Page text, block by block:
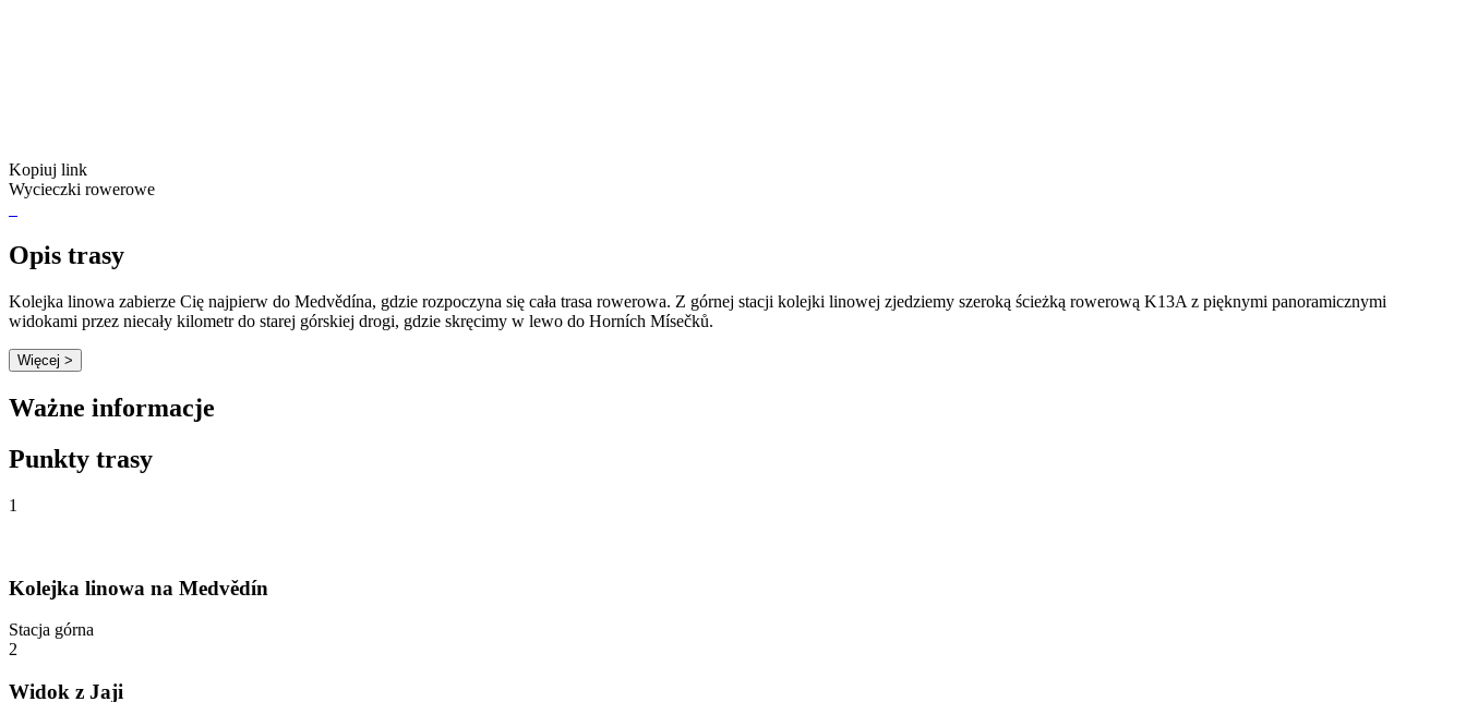
Kopiuj link
Wycieczki rowerowe
Opis trasy
Kolejka linowa zabierze Cię najpierw do Medvědína, gdzie rozpoczyna się cała trasa rowerowa. Z górnej stacji kolejki linowej zjedziemy szeroką ścieżką rowerową K13A z pięknymi panoramicznymi
widokami przez niecały kilometr do starej górskiej drogi, gdzie skręcimy w lewo do Horních Mísečků.
Więcej >
Ważne informacje
Punkty trasy
1
Kolejka linowa na Medvědín
Stacja górna
2
Widok z Jaji